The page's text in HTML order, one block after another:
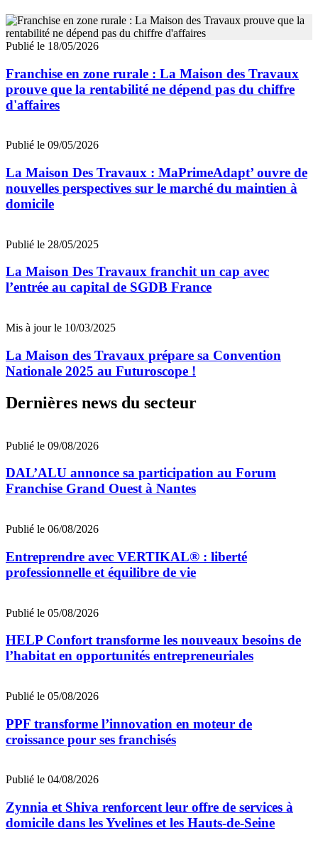
Publié le 18/05/2026
Franchise en zone rurale : La Maison des Travaux
prouve que la rentabilité ne dépend pas du chiffre
d'affaires
Publié le 09/05/2026
La Maison Des Travaux : MaPrimeAdapt’ ouvre de
nouvelles perspectives sur le marché du maintien à
domicile
Publié le 28/05/2025
La Maison Des Travaux franchit un cap avec
l’entrée au capital de SGDB France
Mis à jour le 10/03/2025
La Maison des Travaux prépare sa Convention
Nationale 2025 au Futuroscope !
Dernières news du secteur
Publié le 09/08/2026
DAL’ALU annonce sa participation au Forum
Franchise Grand Ouest à Nantes
Publié le 06/08/2026
Entreprendre avec VERTIKAL® : liberté
professionnelle et équilibre de vie
Publié le 05/08/2026
HELP Confort transforme les nouveaux besoins de
l’habitat en opportunités entrepreneuriales
Publié le 05/08/2026
PPF transforme l’innovation en moteur de
croissance pour ses franchisés
Publié le 04/08/2026
Zynnia et Shiva renforcent leur offre de services à
domicile dans les Yvelines et les Hauts-de-Seine